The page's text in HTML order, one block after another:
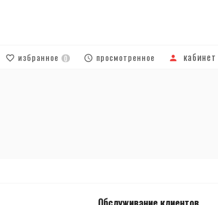
избранное 0 просмотренное кабинет